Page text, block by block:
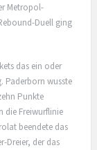
Metropol-
Duell ging
das ein oder
Paderborn wusste
Punkte
die Freiwurflinie
beendete das
Dreier, der das